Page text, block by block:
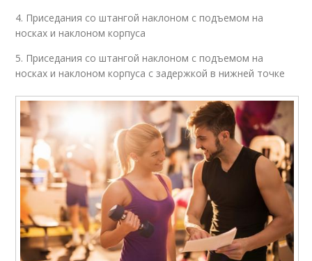
4. Приседания со штангой наклоном с подъемом на
носках и наклоном корпуса
5. Приседания со штангой наклоном с подъемом на
носках и наклоном корпуса с задержкой в нижней точке